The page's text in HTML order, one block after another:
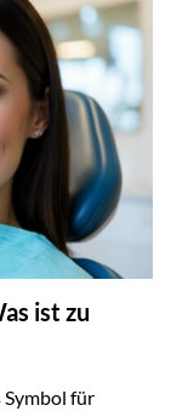
ist zu
Symbol für